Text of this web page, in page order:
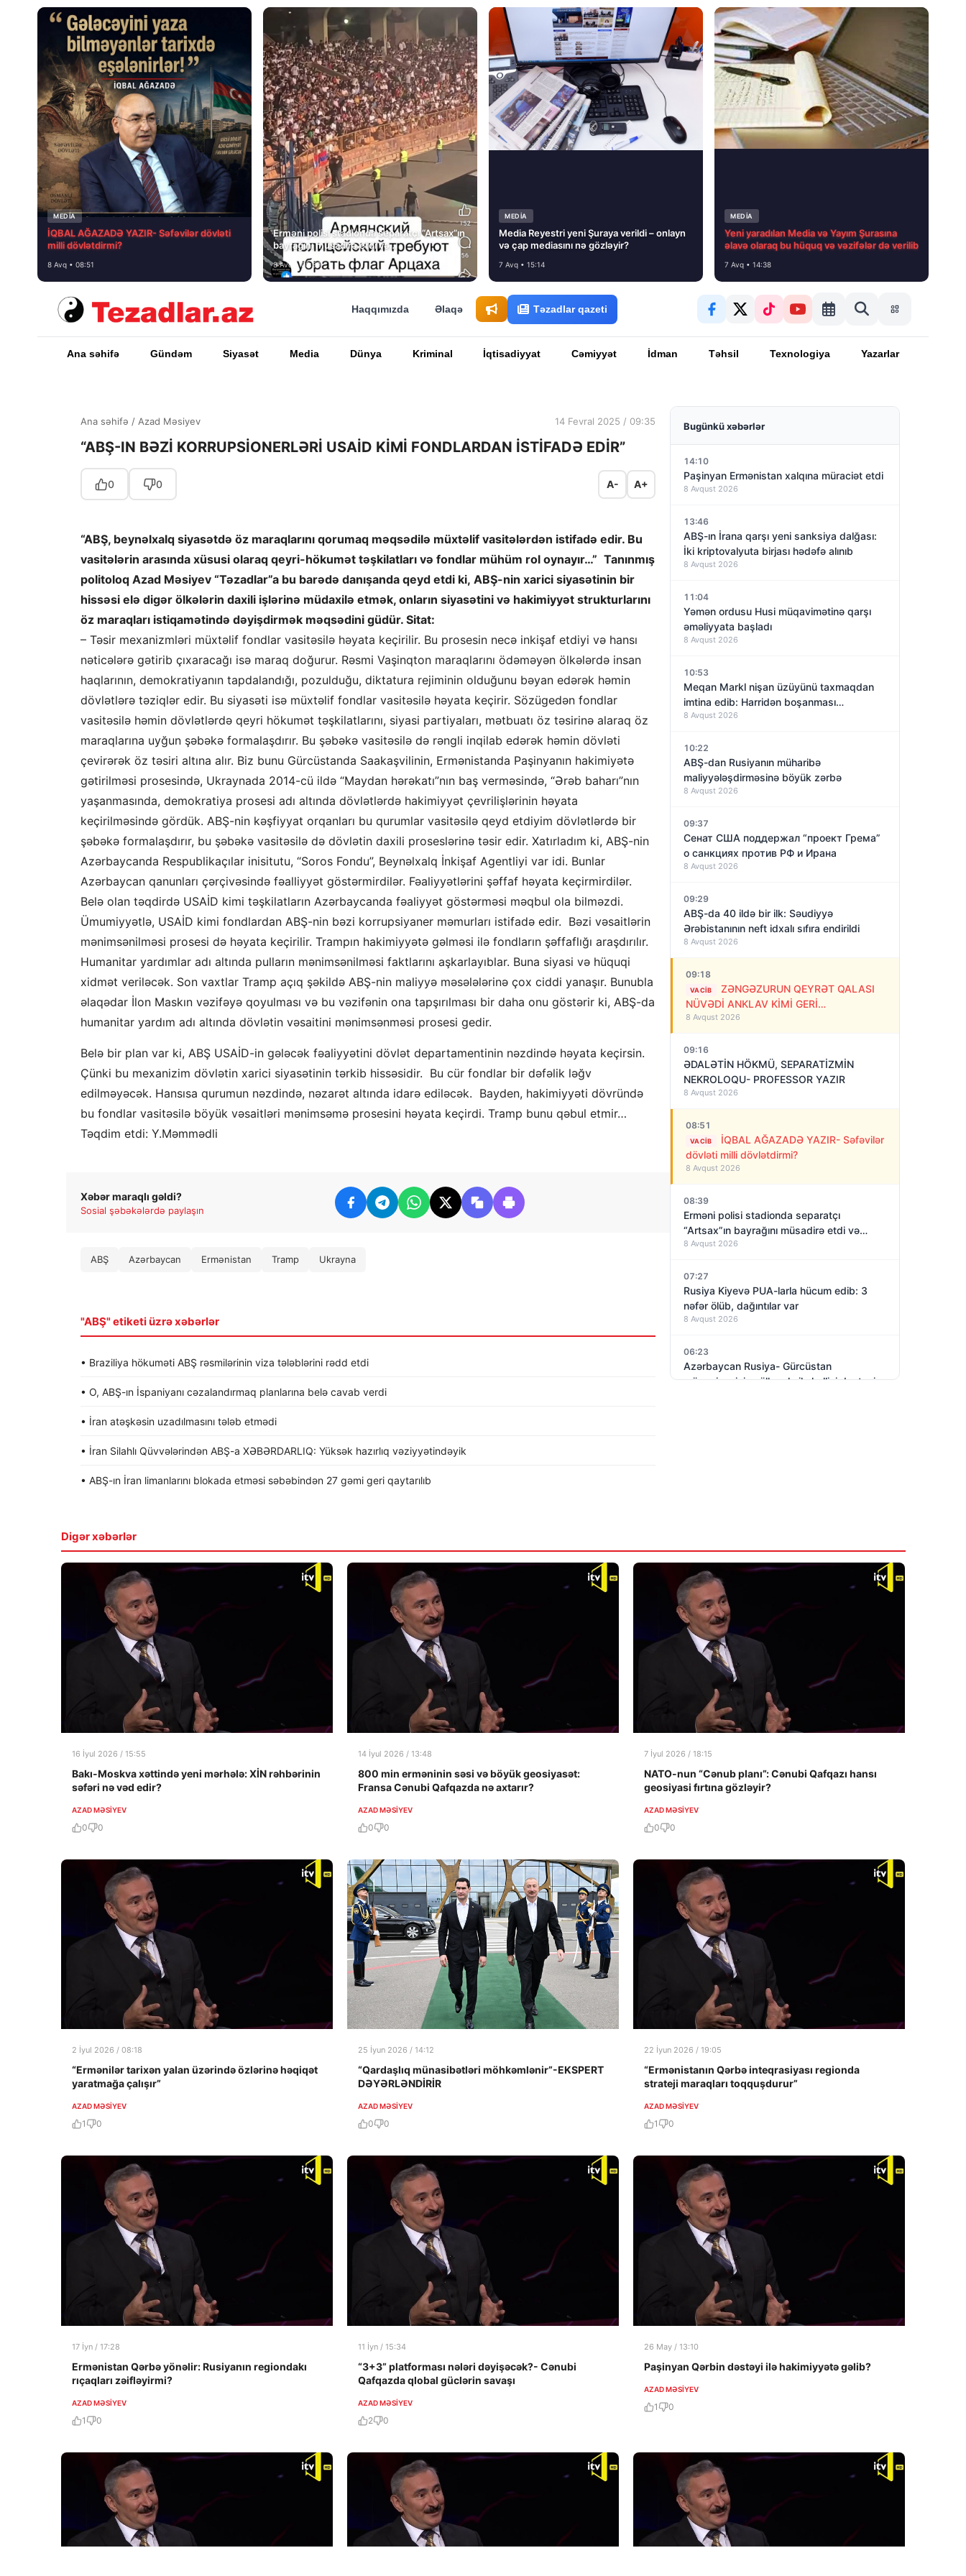
MEDİA
İQBAL AĞAZADƏ YAZIR- Səfəvilər dövləti
milli dövlətdirmi?
8 Avq • 08:51
Erməni polisi stadionda separatçı “Artsax”ın
bayrağını müsadirə etdi və…
8 Avq • 08:39
MEDİA
Media Reyestri yeni Şuraya verildi – onlayn
və çap mediasını nə gözləyir?
7 Avq • 15:14
MEDİA
Yeni yaradılan Media və Yayım Şurasına
əlavə olaraq bu hüquq və vəzifələr də verilib
7 Avq • 14:38
Haqqımızda Əlaqə Təzadlar qazeti
Ana səhifə Gündəm Siyasət Media Dünya Kriminal İqtisadiyyat Cəmiyyət İdman Təhsil Texnologiya Yazarlar
Ana səhifə / Azad Məsiyev 14 Fevral 2025 / 09:35
“ABŞ-IN BƏZİ KORRUPSİONERLƏRİ USAİD KİMİ FONDLARDAN İSTİFADƏ EDİR”
0 0 A- A+
“ABŞ, beynəlxalq siyasətdə öz maraqlarını qorumaq məqsədilə müxtəlif vasitələrdən istifadə edir. Bu
vasitələrin arasında xüsusi olaraq qeyri-hökumət təşkilatları və fondlar mühüm rol oynayır…” Tanınmış
politoloq Azad Məsiyev “Təzadlar”a bu barədə danışanda qeyd etdi ki, ABŞ-nin xarici siyasətinin bir
hissəsi elə digər ölkələrin daxili işlərinə müdaxilə etmək, onların siyasətini və hakimiyyət strukturlarını
öz maraqları istiqamətində dəyişdirmək məqsədini güdür. Sitat:
– Təsir mexanizmləri müxtəlif fondlar vasitəsilə həyata keçirilir. Bu prosesin necə inkişaf etdiyi və hansı
nəticələrə gətirib çıxaracağı isə maraq doğurur. Rəsmi Vaşinqton maraqlarını ödəməyən ölkələrdə insan
haqlarının, demokratiyanın tapdalandığı, pozulduğu, diktatura rejiminin olduğunu bəyan edərək həmin
dövlətlərə təziqlər edir. Bu siyasəti isə müxtəlif fondlar vasitəsilə həyata keçirir. Sözügedən fondlar
vasitəsilə həmin dövlətlərdə qeyri hökumət təşkilatlarını, siyasi partiyaları, mətbuatı öz təsirinə alaraq öz
maraqlarına uyğun şəbəkə formalaşdırır. Bu şəbəkə vasitəsilə də rəngli inqilab edərək həmin dövləti
çevirərək öz təsiri altına alır. Biz bunu Gürcüstanda Saakaşvilinin, Ermənistanda Paşinyanın hakimiyətə
gətirilməsi prosesində, Ukraynada 2014-cü ildə “Maydan hərəkatı”nın baş verməsində, “Ərəb baharı”nın
yaşanmasında, demokratiya prosesi adı altında dövlətlərdə hakimiyyət çevrilişlərinin həyata
keçirilməsində gördük. ABŞ-nin kəşfiyyat orqanları bu qurumlar vasitəsilə qeyd etdiyim dövlətlərdə bir
şəbəkə formalaşdırır, bu şəbəkə vasitəsilə də dövlətin daxili proseslərinə təsir edir. Xatırladım ki, ABŞ-nin
Azərbaycanda Respublikaçılar inisitutu, “Soros Fondu”, Beynəlxalq İnkişaf Agentliyi var idi. Bunlar
Azərbaycan qanunları çərçivəsində fəalliyyət göstərmirdilər. Fəaliyyətlərini şəffaf həyata keçirmirdilər.
Belə olan təqdirdə USAİD kimi təşkilatların Azərbaycanda fəaliyyət göstərməsi məqbul ola bilməzdi.
Ümumiyyətlə, USAİD kimi fondlardan ABŞ-nin bəzi korrupsiyaner məmurları istifadə edir. Bəzi vəsaitlərin
mənimsənilməsi prosesi də həyata keçirilir. Trampın hakimiyyətə gəlməsi ilə fondların şəffaflığı araşdırılır.
Humanitar yardımlar adı altında pulların mənimsənilməsi faktlarını aşkarlayıblar. Buna siyasi və hüquqi
xidmət veriləcək. Son vaxtlar Tramp açıq şəkildə ABŞ-nin maliyyə məsələlərinə çox ciddi yanaşır. Bunubla
əlaqədar İlon Maskın vəzifəyə qoyulması və bu vəzifənin ona tapşırılması bir daha onu göstərir ki, ABŞ-da
humanitar yardım adı altında dövlətin vəsaitini mənimsənməsi prosesi gedir.
Belə bir plan var ki, ABŞ USAİD-in gələcək fəaliyyətini dövlət departamentinin nəzdində həyata keçirsin.
Çünki bu mexanizim dövlətin xarici siyasətinin tərkib hissəsidir. Bu cür fondlar bir dəfəlik ləğv
edilməyəcək. Hansısa qurumun nəzdində, nəzarət altında idarə ediləcək. Bayden, hakimiyyəti dövründə
bu fondlar vasitəsilə böyük vəsaitləri mənimsəmə prosesini həyata keçirdi. Tramp bunu qəbul etmir…
Təqdim etdi: Y.Məmmədli
Xəbər maraqlı gəldi?
Sosial şəbəkələrdə paylaşın
ABŞ Azərbaycan Ermənistan Tramp Ukrayna
"ABŞ" etiketi üzrə xəbərlər
• Braziliya hökuməti ABŞ rəsmilərinin viza tələblərini rədd etdi
• O, ABŞ-ın İspaniyanı cəzalandırmaq planlarına belə cavab verdi
• İran atəşkəsin uzadılmasını tələb etmədi
• İran Silahlı Qüvvələrindən ABŞ-a XƏBƏRDARLIQ: Yüksək hazırlıq vəziyyətindəyik
• ABŞ-ın İran limanlarını blokada etməsi səbəbindən 27 gəmi geri qaytarılıb
Bugünkü xəbərlər
14:10
Paşinyan Ermənistan xalqına müraciət etdi
8 Avqust 2026
13:46
ABŞ-ın İrana qarşı yeni sanksiya dalğası:
İki kriptovalyuta birjası hədəfə alınıb
8 Avqust 2026
11:04
Yəmən ordusu Husi müqavimətinə qarşı
əməliyyata başladı
8 Avqust 2026
10:53
Meqan Markl nişan üzüyünü taxmaqdan
imtina edib: Harridən boşanması
yaxınlaşırmı?
8 Avqust 2026
10:22
ABŞ-dan Rusiyanın müharibə
maliyyələşdirməsinə böyük zərbə
8 Avqust 2026
09:37
Сенат США поддержал “проект Грема”
о санкциях против РФ и Ирана
8 Avqust 2026
09:29
ABŞ-da 40 ildə bir ilk: Səudiyyə
Ərəbistanının neft idxalı sıfıra endirildi
8 Avqust 2026
09:18
VACIB
ZƏNGƏZURUN QEYRƏT QALASI
NÜVƏDİ ANKLAV KİMİ GERİ
QAYTARILMALIDIR!
8 Avqust 2026
09:16
ƏDALƏTİN HÖKMÜ, SEPARATİZMİN
NEKROLOQU- PROFESSOR YAZIR
8 Avqust 2026
08:51
VACIB
İQBAL AĞAZADƏ YAZIR- Səfəvilər
dövləti milli dövlətdirmi?
8 Avqust 2026
08:39
Erməni polisi stadionda separatçı
“Artsax”ın bayrağını müsadirə etdi və…
8 Avqust 2026
07:27
Rusiya Kiyevə PUA-larla hücum edib: 3
nəfər ölüb, dağıntılar var
8 Avqust 2026
06:23
Azərbaycan Rusiya- Gürcüstan
münaqişəsinin sülh yolu ilə həllini dəstəyir
Digər xəbərlər
16 İyul 2026 / 15:55
Bakı-Moskva xəttində yeni mərhələ: XİN rəhbərinin
səfəri nə vəd edir?
AZAD MƏSIYEV
0 0
14 İyul 2026 / 13:48
800 min erməninin səsi və böyük geosiyasət:
Fransa Cənubi Qafqazda nə axtarır?
AZAD MƏSIYEV
0 0
7 İyul 2026 / 18:15
NATO-nun “Cənub planı”: Cənubi Qafqazı hansı
geosiyasi fırtına gözləyir?
AZAD MƏSIYEV
0 0
2 İyul 2026 / 08:18
“Ermənilər tarixən yalan üzərində özlərinə həqiqət
yaratmağa çalışır”
AZAD MƏSIYEV
1 0
25 İyun 2026 / 14:12
“Qardaşlıq münasibətləri möhkəmlənir”-EKSPERT
DƏYƏRLƏNDİRİR
AZAD MƏSIYEV
0 0
22 İyun 2026 / 19:05
“Ermənistanın Qərbə inteqrasiyası regionda
strateji maraqları toqquşdurur”
AZAD MƏSIYEV
1 0
17 İyn / 17:28
Ermənistan Qərbə yönəlir: Rusiyanın regiondakı
rıçaqları zəifləyirmi?
AZAD MƏSIYEV
1 0
11 İyn / 15:34
“3+3” platforması nələri dəyişəcək?- Cənubi
Qafqazda qlobal güclərin savaşı
AZAD MƏSIYEV
2 0
26 May / 13:10
Paşinyan Qərbin dəstəyi ilə hakimiyyətə gəlib?
AZAD MƏSIYEV
1 0